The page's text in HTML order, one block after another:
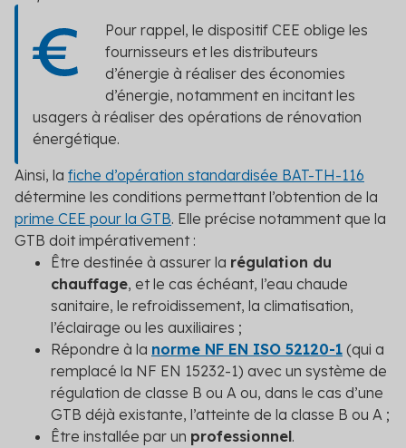
Pour rappel, le dispositif CEE oblige les
fournisseurs et les distributeurs
d’énergie à réaliser des économies
d’énergie, notamment en incitant les
usagers à réaliser des opérations de rénovation
énergétique.
Ainsi, la fiche d’opération standardisée BAT-TH-116
détermine les conditions permettant l’obtention de la
prime CEE pour la GTB. Elle précise notamment que la
GTB doit impérativement :
Être destinée à assurer la régulation du
chauffage, et le cas échéant, l’eau chaude
sanitaire, le refroidissement, la climatisation,
l’éclairage ou les auxiliaires ;
Répondre à la norme NF EN ISO 52120-1 (qui a
remplacé la NF EN 15232-1) avec un système de
régulation de classe B ou A ou, dans le cas d’une
GTB déjà existante, l’atteinte de la classe B ou A ;
Être installée par un professionnel.